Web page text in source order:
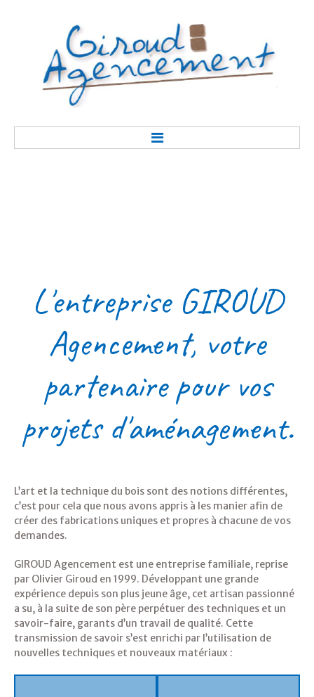
L'entreprise GIROUD
Agencement, votre
partenaire pour vos
projets d'aménagement.
L’art et la technique du bois sont des notions différentes,
c’est pour cela que nous avons appris à les manier afin de
créer des fabrications uniques et propres à chacune de vos
demandes.
GIROUD Agencement est une entreprise familiale, reprise
par Olivier Giroud en 1999. Développant une grande
expérience depuis son plus jeune âge, cet artisan passionné
a su, à la suite de son père perpétuer des techniques et un
savoir-faire, garants d’un travail de qualité. Cette
transmission de savoir s’est enrichi par l’utilisation de
nouvelles techniques et nouveaux matériaux :